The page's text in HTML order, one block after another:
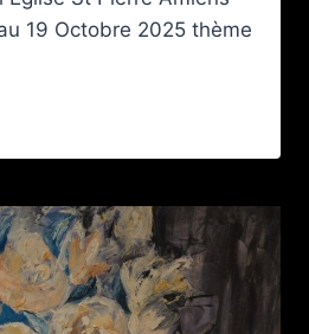
19 Octobre 2025 thème